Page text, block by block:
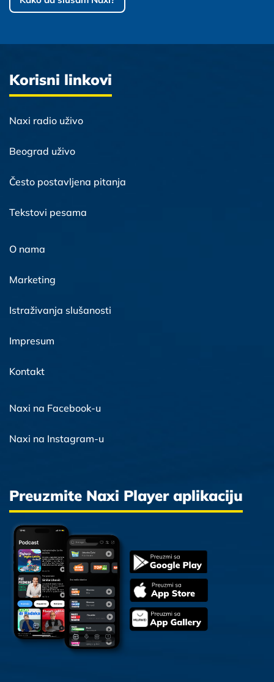
Korisni linkovi
Naxi radio uživo
Beograd uživo
Često postavljena pitanja
Tekstovi pesama
O nama
Marketing
Istraživanja slušanosti
Impresum
Kontakt
Naxi na Facebook-u
Naxi na Instagram-u
Preuzmite Naxi Player aplikaciju